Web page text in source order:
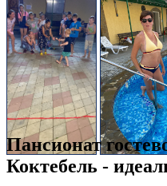
Пансионат
Коктебель -